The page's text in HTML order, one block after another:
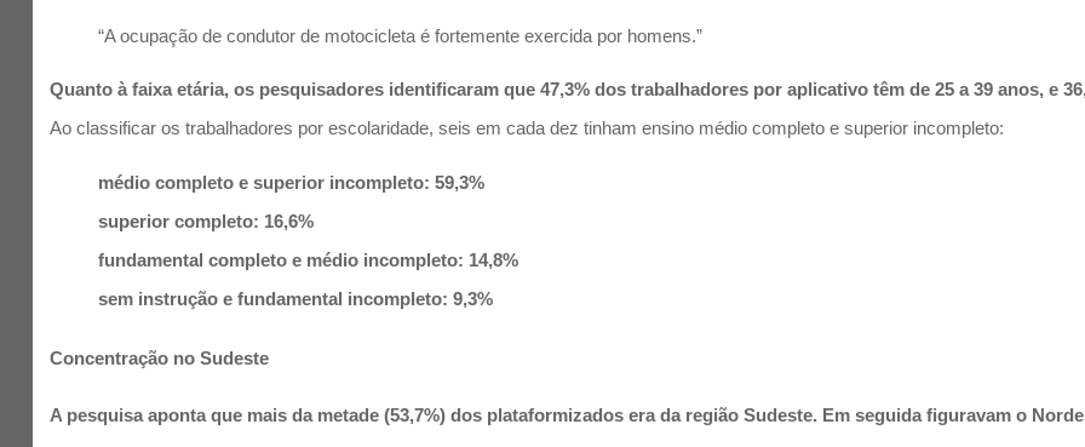
“A ocupação de condutor de motocicleta é fortemente exercida por homens.”
Quanto à faixa etária, os pesquisadores identificaram que 47,3% dos trabalhadores por aplicativo têm de 25 a 39 anos, e
Ao classificar os trabalhadores por escolaridade, seis em cada dez tinham ensino médio completo e superior incompleto:
médio completo e superior incompleto: 59,3%
superior completo: 16,6%
fundamental completo e médio incompleto: 14,8%
sem instrução e fundamental incompleto: 9,3%
Concentração no Sudeste
A pesquisa aponta que mais da metade (53,7%) dos plataformizados era da região Sudeste. Em seguida figuravam o